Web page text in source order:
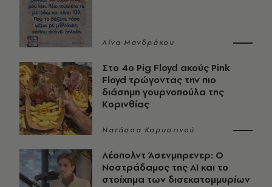
Λίνα Μανδράκου
Στο 4ο Pig Floyd ακούς Pink
Floyd τρώγοντας την πιο
διάσημη γουρνοπούλα της
Κορινθίας
Νατάσσα Καρυστινού
Λέοπολντ Άσενμπρενερ: Ο
Νοστράδαμος της AI και το
στοίχημα των δισεκατομμυρίων